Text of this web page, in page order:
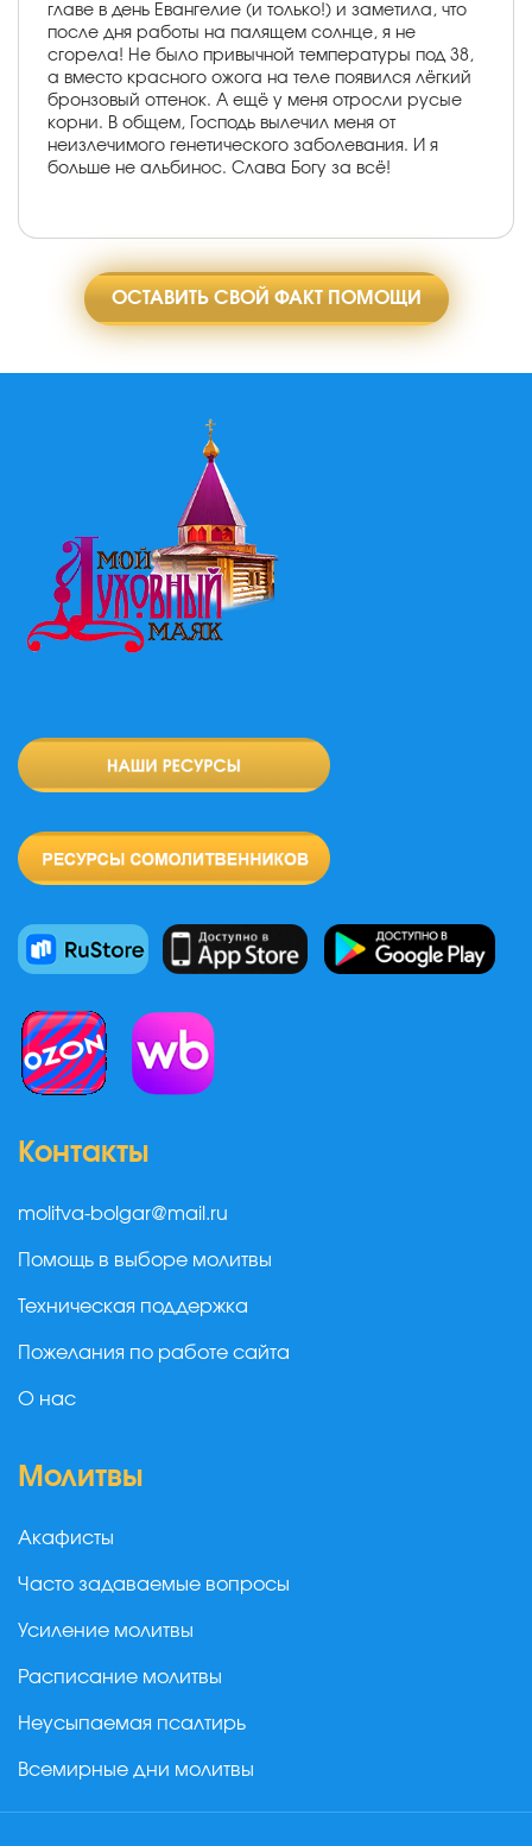
главе в день Евангелие (и только!) и заметила, что
после дня работы на палящем солнце, я не
сгорела! Не было привычной температуры под 38,
а вместо красного ожога на теле появился лёгкий
бронзовый оттенок. А ещё у меня отросли русые
корни. В общем, Господь вылечил меня от
неизлечимого генетического заболевания. И я
больше не альбинос. Слава Богу за всё!
ОСТАВИТЬ СВОЙ ФАКТ ПОМОЩИ
Контакты
molitva-bolgar@mail.ru
Помощь в выборе молитвы
Техническая поддержка
Пожелания по работе сайта
О нас
Молитвы
Акафисты
Часто задаваемые вопросы
Усиление молитвы
Расписание молитвы
Неусыпаемая псалтирь
Всемирные дни молитвы